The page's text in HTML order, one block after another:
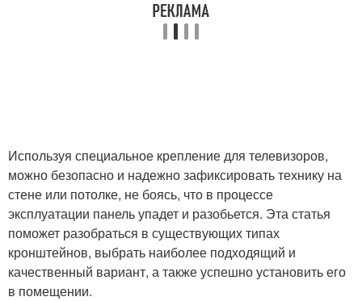
Используя специальное крепление для телевизоров,
можно безопасно и надежно зафиксировать технику на
стене или потолке, не боясь, что в процессе
эксплуатации панель упадет и разобьется. Эта статья
поможет разобраться в существующих типах
кронштейнов, выбрать наиболее подходящий и
качественный вариант, а также успешно установить его
в помещении.